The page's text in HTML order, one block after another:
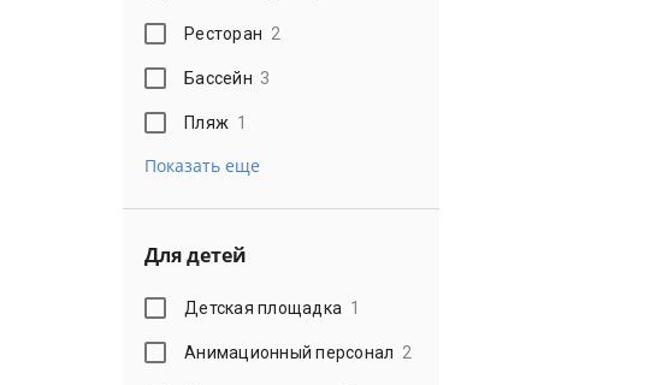
Ресторан 2
Бассейн 3
Пляж 1
Показать еще
Для детей
Детская площадка 1
Анимационный персонал 2